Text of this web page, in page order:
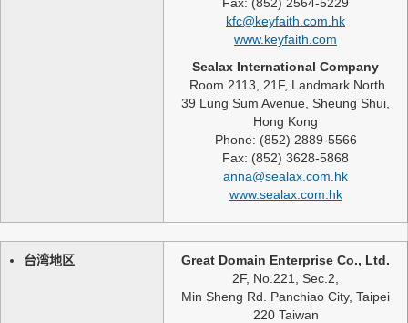
kfc@keyfaith.com.hk
www.keyfaith.com
Sealax International Company
Room 2113, 21F, Landmark North
39 Lung Sum Avenue, Sheung Shui,
Hong Kong
Phone: (852) 2889-5566
Fax: (852) 3628-5868
anna@sealax.com.hk
www.sealax.com.hk
台湾地区
Great Domain Enterprise Co., Ltd.
2F, No.221, Sec.2,
Min Sheng Rd. Panchiao City, Taipei
220 Taiwan